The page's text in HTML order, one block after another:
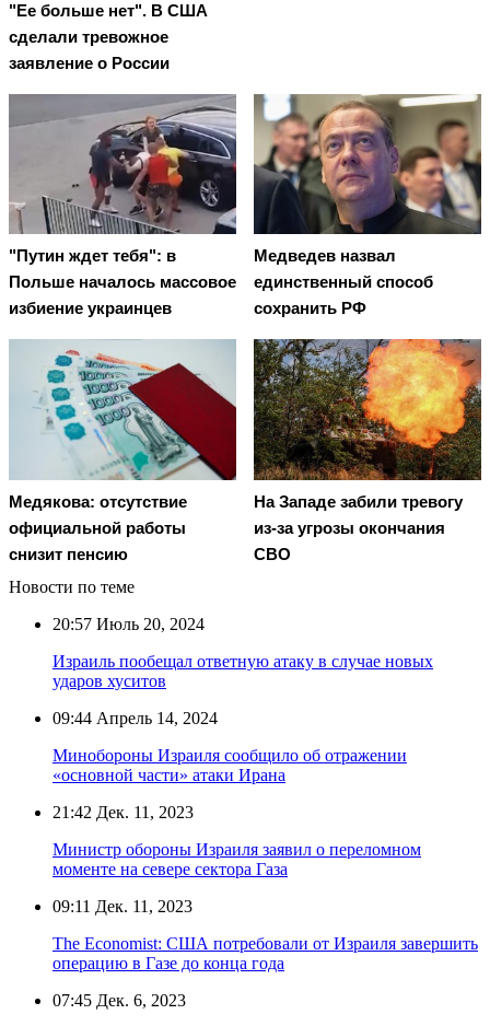
"Ее больше нет". В США
сделали тревожное
заявление о России
"Путин ждет тебя": в
Польше началось массовое
избиение украинцев
Медведев назвал
единственный способ
сохранить РФ
Медякова: отсутствие
официальной работы
снизит пенсию
На Западе забили тревогу
из-за угрозы окончания
СВО
Новости по теме
20:57 Июль 20, 2024
Израиль пообещал ответную атаку в случае новых
ударов хуситов
09:44 Апрель 14, 2024
Минобороны Израиля сообщило об отражении
«основной части» атаки Ирана
21:42 Дек. 11, 2023
Министр обороны Израиля заявил о переломном
моменте на севере сектора Газа
09:11 Дек. 11, 2023
The Economist: США потребовали от Израиля завершить
операцию в Газе до конца года
07:45 Дек. 6, 2023